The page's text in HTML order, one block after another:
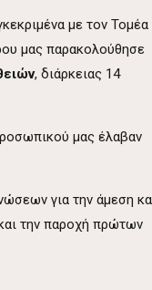
με τον Τομέα
μας παρακολούθησε
, διάρκειας 14
μας έλαβαν
για την άμεση
την παροχή πρώτων